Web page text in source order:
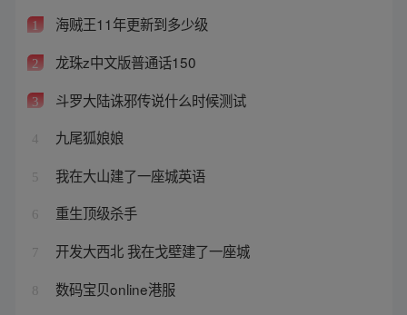
1 海贼王11年更新到多少级
2 龙珠z中文版普通话150
3 斗罗大陆诛邪传说什么时候测试
4 九尾狐娘娘
5 我在大山建了一座城英语
6 重生顶级杀手
7 开发大西北 我在戈壁建了一座城
8 数码宝贝online港服